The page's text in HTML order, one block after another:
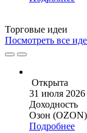
Торговые идеи
Посмотреть все
Открыта
31 июля 2026
Доходность
Озон
Подробнее